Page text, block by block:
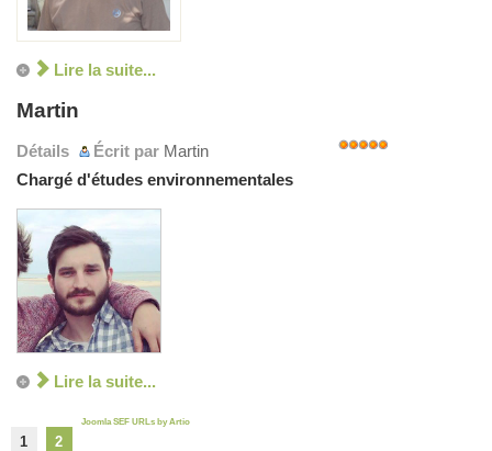
Lire la suite...
Martin
Détails Écrit par Martin
utilisateur: 5/5
Chargé d'études environnementales
Lire la suite...
1 2
Joomla SEF URLs by Artio